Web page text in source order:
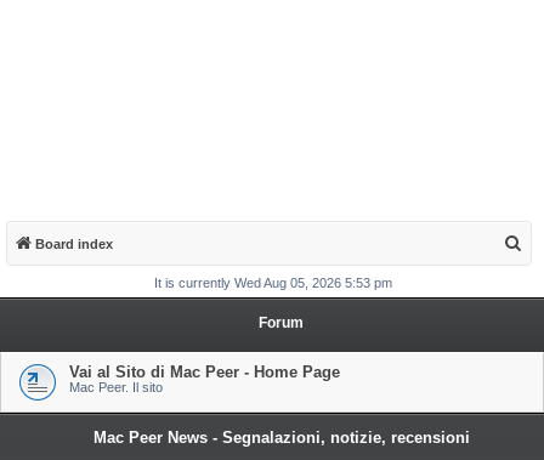
Board index
a
It is currently Wed Aug 05, 2026 5:53 pm
Forum
Vai al Sito di Mac Peer - Home Page
Mac Peer. Il sito
Mac Peer News - Segnalazioni, notizie, recensioni